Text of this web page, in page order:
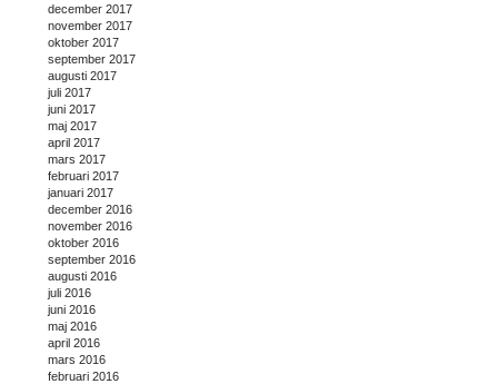
december 2017
november 2017
oktober 2017
september 2017
augusti 2017
juli 2017
juni 2017
maj 2017
april 2017
mars 2017
februari 2017
januari 2017
december 2016
november 2016
oktober 2016
september 2016
augusti 2016
juli 2016
juni 2016
maj 2016
april 2016
mars 2016
februari 2016